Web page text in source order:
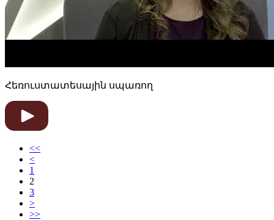
Հեռուստատեսային սպառող
<<
<
1
2
3
>
>>